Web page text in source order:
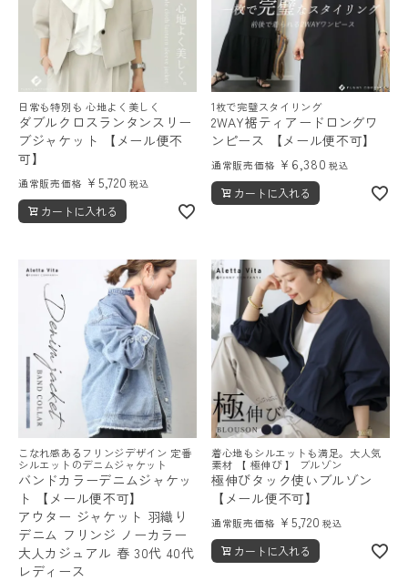
日常も特別も 心地よく美しく
ダブルクロスランタンスリー
ブジャケット 【メール便不
可】
通常販売価格 ¥ 5,720 税込
カートに入れる
1枚で完璧スタイリング
2WAY裾ティアードロングワ
ンピース 【メール便不可】
通常販売価格 ¥ 6,380 税込
カートに入れる
こなれ感あるフリンジデザイン 定番
シルエットのデニムジャケット
バンドカラーデニムジャケッ
ト 【メール便不可】
アウター ジャケット 羽織り
デニム フリンジ ノーカラー
大人カジュアル 春 30代 40代
レディース
着心地もシルエットも満足。大人気
素材 【 極伸び 】 ブルゾン
極伸びタック使いブルゾン
【メール便不可】
通常販売価格 ¥ 5,720 税込
カートに入れる